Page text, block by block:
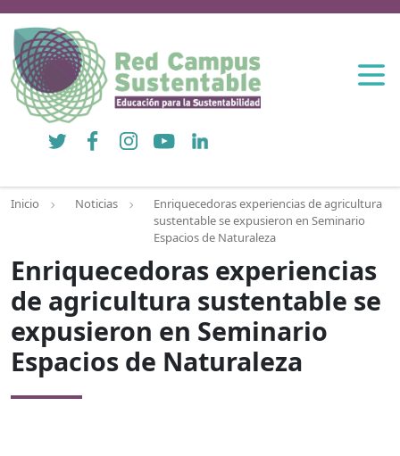
Twitter FacebookInstagramYouTubeLinkedIn
Inicio Noticias
Enriquecedoras experiencias de agricultura
sustentable se expusieron en Seminario
Espacios de Naturaleza
Enriquecedoras experiencias
de agricultura sustentable se
expusieron en Seminario
Espacios de Naturaleza